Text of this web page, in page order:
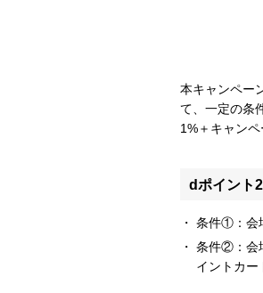
本キャンペー
て、一定の条
1%＋キャン
dポイント
条件①：会
条件②：会
イントカー